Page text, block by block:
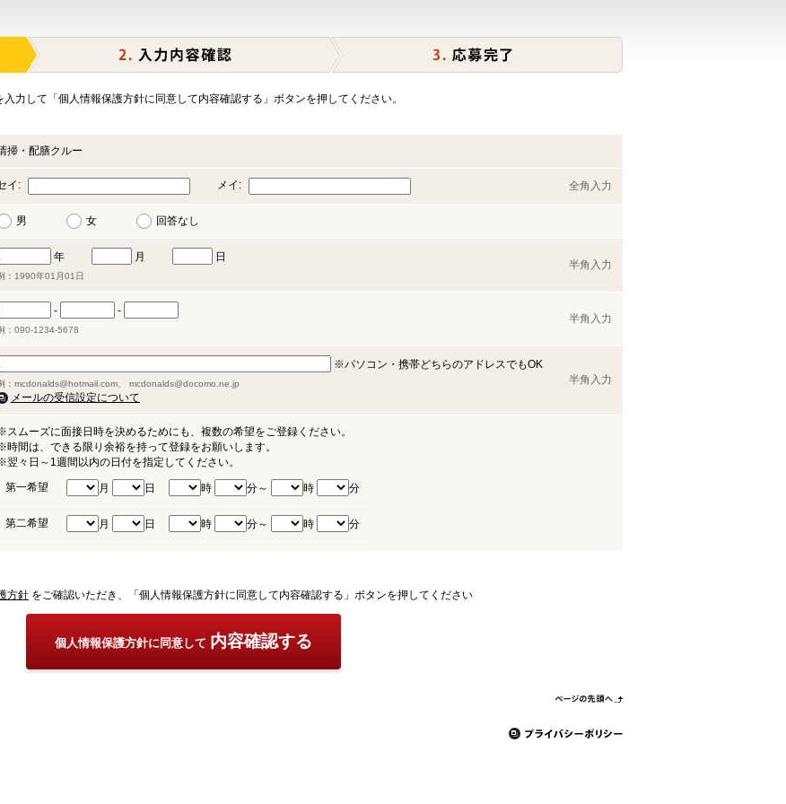
入力して「個人情報保護方針に同意して内容確認する」ボタンを押してください。
掃・配膳クルー
イ: メイ: 全角入力
男 女 回答なし
年 月 日
：1990年01月01日
半角入力
- -
：090-1234-5678
半角入力
※パソコン・携帯どちらのアドレスでもOK
：mcdonalds@hotmail.com、 mcdonalds@docomo.ne.jp
メールの受信設定について
半角入力
スムーズに面接日時を決めるためにも、複数の希望をご登録ください。
時間は、できる限り余裕を持って登録をお願いします。
翌々日～1週間以内の日付を指定してください。
第一希望
月 日 時 分～ 時 分
第二希望 月 日 時 分～ 時 分
方針 をご確認いただき、「個人情報保護方針に同意して内容確認する」ボタンを押してください
個人情報保護方針に同意して 内容確認する